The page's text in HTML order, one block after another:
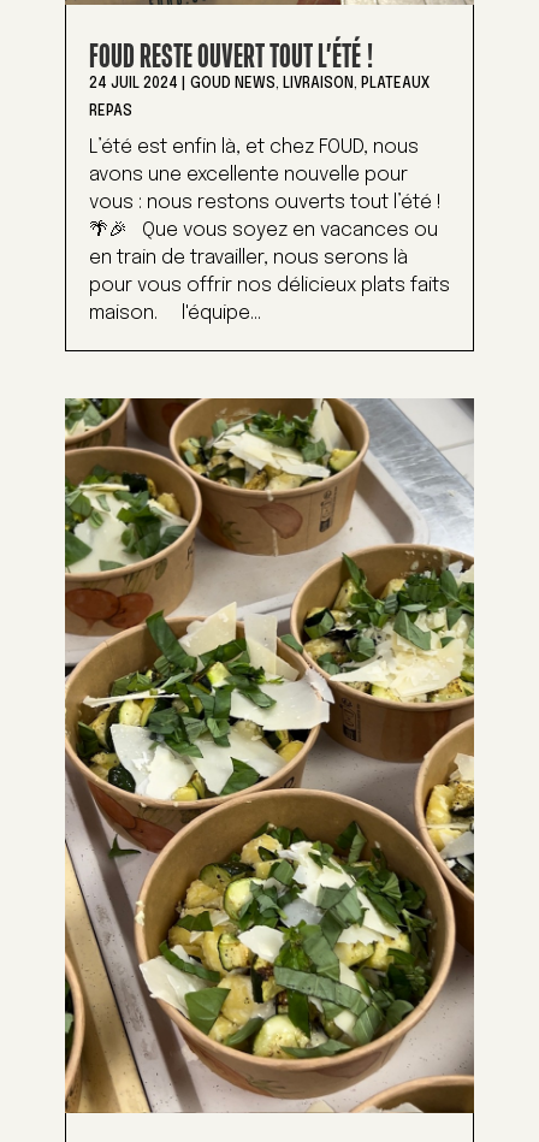
FOUD RESTE OUVERT TOUT L’ÉTÉ !
24 JUIL 2024 GOUD NEWS, LIVRAISON, PLATEAUX
REPAS
L’été est enfin là, et chez FOUD, nous
avons une excellente nouvelle pour
vous : nous restons ouverts tout l’été !
🌴🎉 Que vous soyez en vacances ou
en train de travailler, nous serons là
pour vous offrir nos délicieux plats faits
maison. l'équipe...